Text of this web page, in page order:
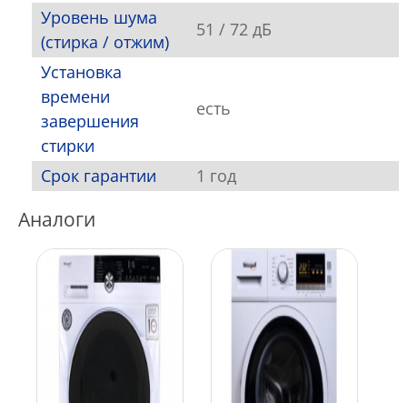
Уровень шума
(стирка / отжим)
51 / 72 дБ
Установка
времени
завершения
стирки
есть
Срок гарантии 1 год
Аналоги